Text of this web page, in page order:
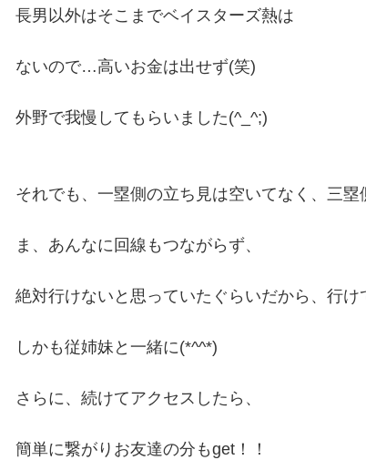
長男以外はそこまでベイスターズ熱は
ないので…高いお金は出せず(笑)
外野で我慢してもらいました(^_^;)
それでも、一塁側の立ち見は空いてなく、三塁
ま、あんなに回線もつながらず、
絶対行けないと思っていたぐらいだから、行け
しかも従姉妹と一緒に(*^^*)
さらに、続けてアクセスしたら、
簡単に繋がりお友達の分もget！！